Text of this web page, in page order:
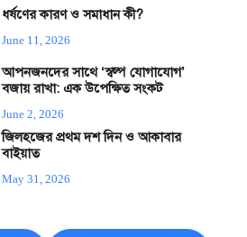
ধর্ষণের কারণ ও সমাধান কী?
June 11, 2026
আপনজনদের সাথে ‘স্বল্প যোগাযোগ’
বজায় রাখা: এক উপেক্ষিত সংকট
June 2, 2026
জিলহজের প্রথম দশ দিন ও আকাবার
বাইয়াত
May 31, 2026